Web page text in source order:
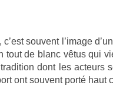
souvent l’image
tout de blanc vêtus qui
dont les ac­teurs
ont souvent porté haut